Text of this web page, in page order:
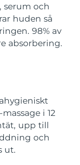
serum och
huden så
98% av
absorbering.
-massage i 12
upp till
och
ut.
leverans8/16/26
leverans8/17/26